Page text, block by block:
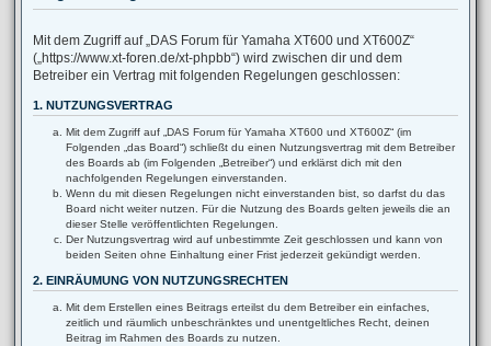
Mit dem Zugriff auf „DAS Forum für Yamaha XT600 und XT600Z“
(„https://www.xt-foren.de/xt-phpbb“) wird zwischen dir und dem
Betreiber ein Vertrag mit folgenden Regelungen geschlossen:
1. NUTZUNGSVERTRAG
Mit dem Zugriff auf „DAS Forum für Yamaha XT600 und XT600Z“ (im
Folgenden „das Board“) schließt du einen Nutzungsvertrag mit dem Betreiber
des Boards ab (im Folgenden „Betreiber“) und erklärst dich mit den
nachfolgenden Regelungen einverstanden.
Wenn du mit diesen Regelungen nicht einverstanden bist, so darfst du das
Board nicht weiter nutzen. Für die Nutzung des Boards gelten jeweils die an
dieser Stelle veröffentlichten Regelungen.
Der Nutzungsvertrag wird auf unbestimmte Zeit geschlossen und kann von
beiden Seiten ohne Einhaltung einer Frist jederzeit gekündigt werden.
2. EINRÄUMUNG VON NUTZUNGSRECHTEN
Mit dem Erstellen eines Beitrags erteilst du dem Betreiber ein einfaches,
zeitlich und räumlich unbeschränktes und unentgeltliches Recht, deinen
Beitrag im Rahmen des Boards zu nutzen.